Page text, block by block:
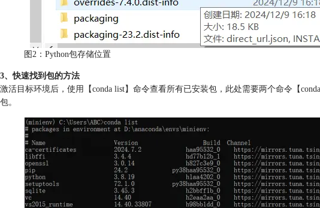
图2：Python包存储位置
3、快速找到包的方法
激活目标环境后，使用【conda list】命令查看所有已安装包，此处需要两个命令【
包。